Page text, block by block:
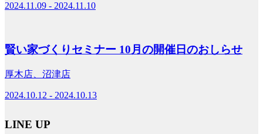
2024.11.09 - 2024.11.10
賢い家づくりセミナー 10月の開催日のおしらせ
厚木店、沼津店
2024.10.12 - 2024.10.13
LINE UP